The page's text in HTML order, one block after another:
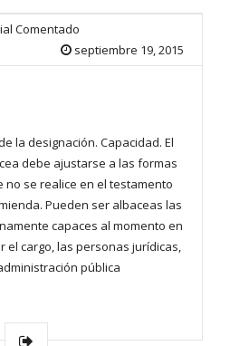
Comentado
septiembre 19, 2015
la designación. Capacidad. El
debe ajustarse a las formas
se realice en el testamento
Pueden ser albaceas las
capaces al momento en
el cargo, las personas jurídicas,
pública